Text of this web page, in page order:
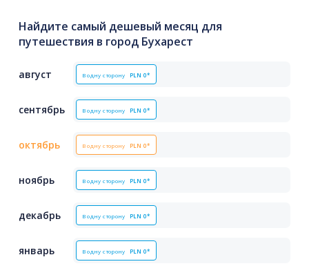
Найдите самый дешевый месяц для
путешествия в город Бухарест
август В одну сторону PLN 0*
сентябрь В одну сторону PLN 0*
октябрь В одну сторону PLN 0*
ноябрь В одну сторону PLN 0*
декабрь В одну сторону PLN 0*
январь В одну сторону PLN 0*